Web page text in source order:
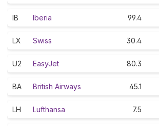
IB Iberia 99.4
LX Swiss 30.4
U2 EasyJet 80.3
BA British Airways 45.1
LH Lufthansa 7.5